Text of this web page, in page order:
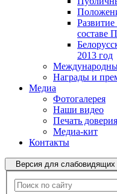
Развитие
составе
2013 год
Награды и
Медиа
Фотогалерея
Наши видео
Печать
Медиа-кит
Контакты
Версия для слабовидящих